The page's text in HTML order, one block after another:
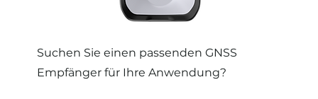
Suchen Sie einen passenden GNSS
Empfänger für Ihre Anwendung?